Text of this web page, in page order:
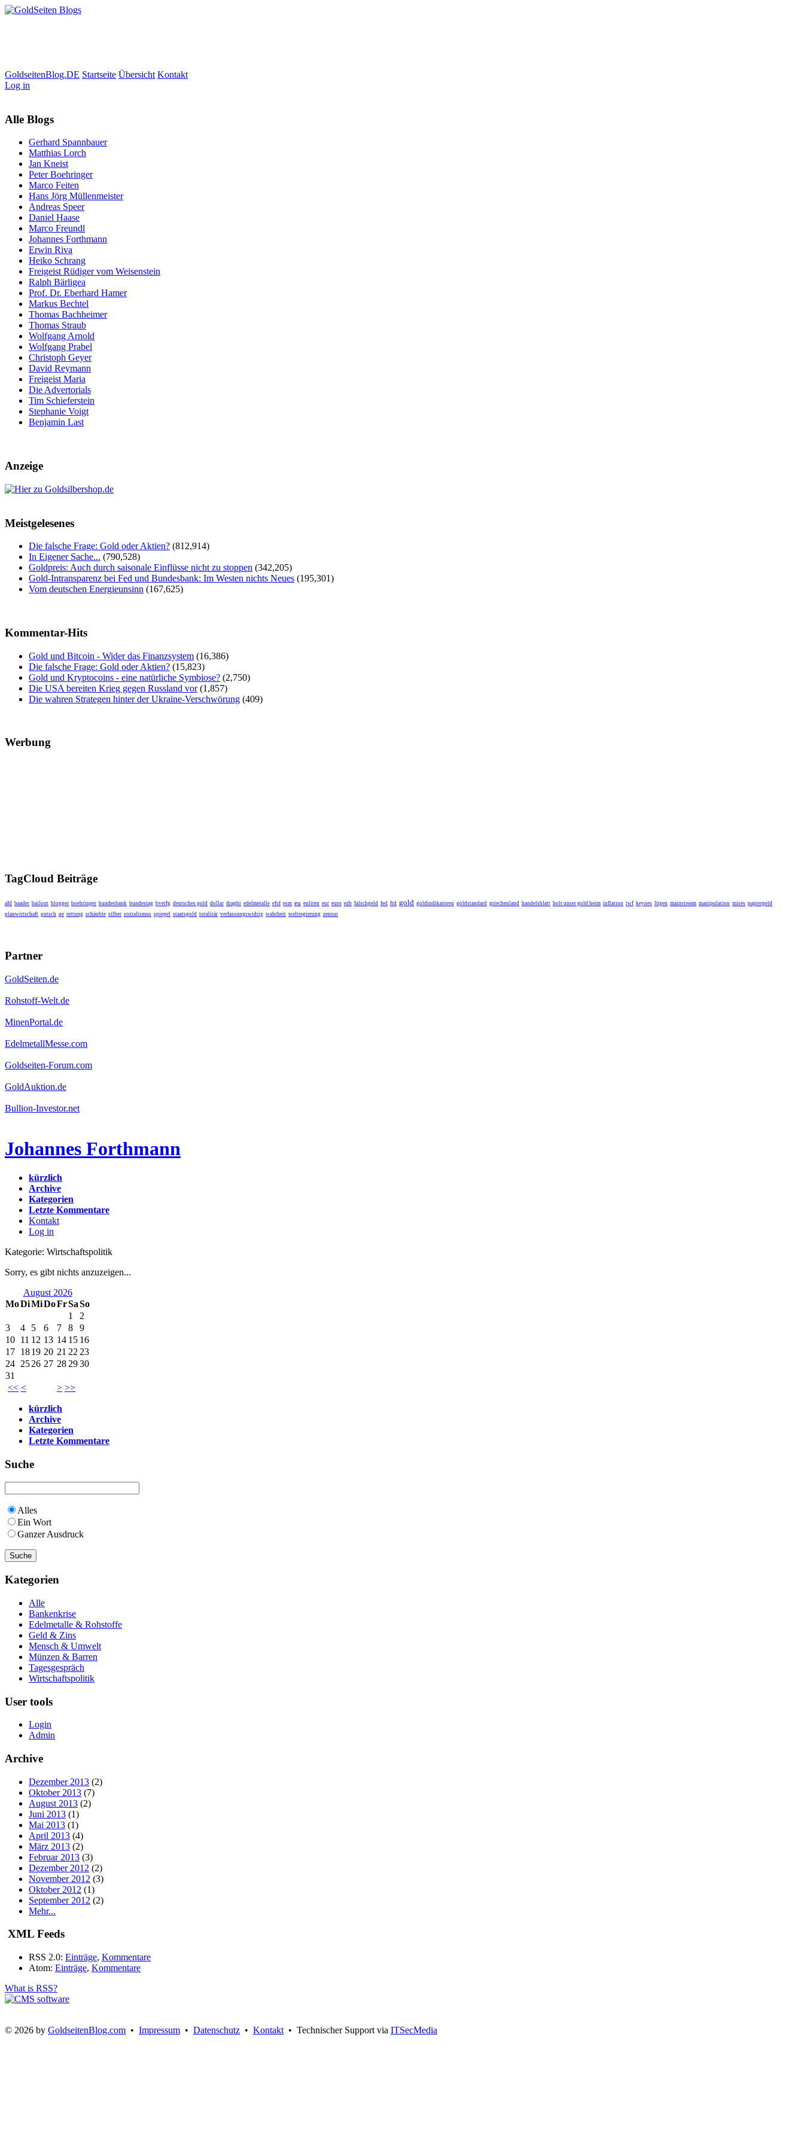
GoldseitenBlog.DE Startseite Übersicht Kontakt
Log in
Alle Blogs
Gerhard Spannbauer
Matthias Lorch
Jan Kneist
Peter Boehringer
Marco Feiten
Hans Jörg Müllenmeister
Andreas Speer
Daniel Haase
Marco Freundl
Johannes Forthmann
Erwin Riva
Heiko Schrang
Freigeist Rüdiger vom Weisenstein
Ralph Bärligea
Prof. Dr. Eberhard Hamer
Markus Bechtel
Thomas Bachheimer
Thomas Straub
Wolfgang Arnold
Wolfgang Prabel
Christoph Geyer
David Reymann
Freigeist Maria
Die Advertorials
Tim Schieferstein
Stephanie Voigt
Benjamin Last
Anzeige
Meistgelesenes
Die falsche Frage: Gold oder Aktien? (812,914)
In Eigener Sache... (790,528)
Goldpreis: Auch durch saisonale Einflüsse nicht zu stoppen (342,205)
Gold-Intransparenz bei Fed und Bundesbank: Im Westen nichts Neues (195,301)
Vom deutschen Energieunsinn (167,625)
Kommentar-Hits
Gold und Bitcoin - Wider das Finanzsystem (16,386)
Die falsche Frage: Gold oder Aktien? (15,823)
Gold und Kryptocoins - eine natürliche Symbiose? (2,750)
Die USA bereiten Krieg gegen Russland vor (1,857)
Die wahren Strategen hinter der Ukraine-Verschwörung (409)
Werbung
TagCloud Beiträge
afd baader bailout blogger boehringer bundesbank bundestag bverfg deutsches gold dollar draghi edelmetalle efsf esm eu euliten eur euro ezb falschgeld fed ftd gold goldindikatoren goldstandard griechenland handelsblatt holt unser gold heim inflation iwf keynes lügen mainstream manipulation mises papiergeld
planwirtschaft putsch qe rettung schäuble silber sozialismus spiegel staatsgold totalitär verfassungswidrig wahrheit weltregierung zensur
Partner
GoldSeiten.de
Rohstoff-Welt.de
MinenPortal.de
EdelmetallMesse.com
Goldseiten-Forum.com
GoldAuktion.de
Bullion-Investor.net
Johannes Forthmann
kürzlich
Archive
Kategorien
Letzte Kommentare
Kontakt
Log in
Kategorie: Wirtschaftspolitik
Sorry, es gibt nichts anzuzeigen...
August 2026
MoDiMiDoFrSaSo
<< < > >>
1
2
3
4 5 6 7 8
9
10 11 12 13 14 15 16
17 1819 20 21 22 23
24 2526 27 28 2930
31
kürzlich
Archive
Kategorien
Letzte Kommentare
Suche
Alles
Ein Wort
Ganzer Ausdruck
Kategorien
Alle
Bankenkrise
Edelmetalle & Rohstoffe
Geld & Zins
Mensch & Umwelt
Münzen & Barren
Tagesgespräch
Wirtschaftspolitik
User tools
Login
Admin
Archive
Dezember 2013 (2)
Oktober 2013 (7)
August 2013 (2)
Juni 2013 (1)
Mai 2013 (1)
April 2013 (4)
März 2013 (2)
Februar 2013 (3)
Dezember 2012 (2)
November 2012 (3)
Oktober 2012 (1)
September 2012 (2)
Mehr...
XML Feeds
RSS 2.0: Einträge, Kommentare
Atom: Einträge, Kommentare
What is RSS?
© 2026 by GoldseitenBlog.com • Impressum • Datenschutz • Kontakt • Technischer Support via ITSecMedia